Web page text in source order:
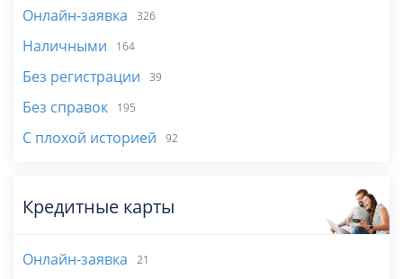
Онлайн-заявка 326
Наличными 164
Без регистрации 39
Без справок 195
С плохой историей 92
Кредитные карты
Онлайн-заявка 21